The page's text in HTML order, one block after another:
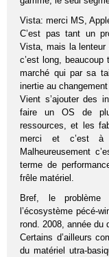
Vista: merci MS,
C’est pas tant un
Vista, mais la lenteur
c’est long,
marché qui par sa
inertie au
Vient s’ajouter des
faire un OS de
ressources, et les
merci et c’est à
Malheureusement
terme de
frêle matériel.
Bref, le problème
l’écosystème pécé-
rond. 2008, année du
Certains d’ailleurs
du matériel utra-